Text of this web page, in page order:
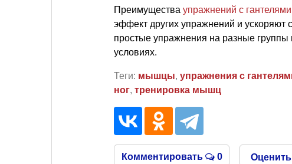
Преимущества упражнений с гантелями
эффект других упражнений и ускоряют
простые упражнения на разные
условиях.
Теги: мышцы, упражнения с
ног, тренировка мышц
Комментировать 0 Оценить